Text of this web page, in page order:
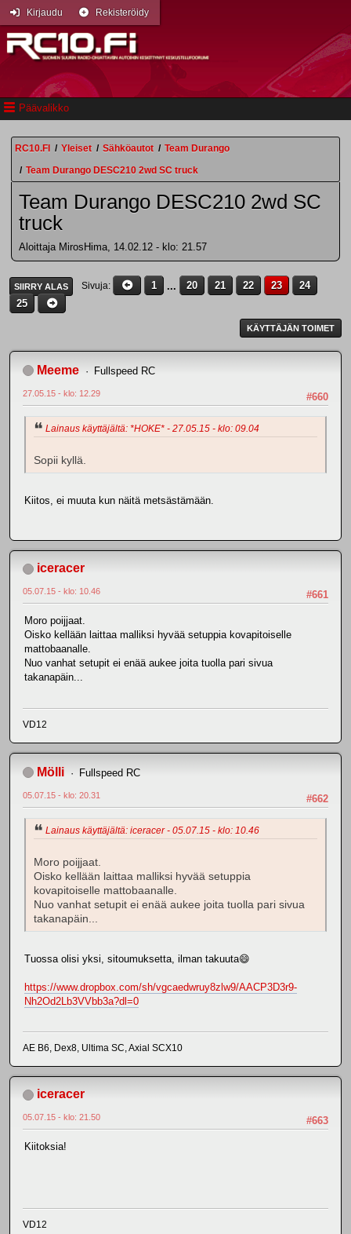
Päävalikko
Kirjaudu Rekisteröidy
RC10.FI / Yleiset / Sähköautot / Team Durango
/ Team Durango DESC210 2wd SC truck
Team Durango DESC210 2wd SC
truck
Aloittaja MirosHima, 14.02.12 - klo: 21.57
SIIRRY ALAS Sivuja 1 ... 20 21 22 23
24
25
KÄYTTÄJÄN TOIMET
Meeme Fullspeed RC
#660
27.05.15 - klo: 12.29
Lainaus käyttäjältä: *HOKE* - 27.05.15 - klo: 09.04
Sopii kyllä.
Kiitos, ei muuta kun näitä metsästämään.
iceracer
#661
05.07.15 - klo: 10.46
Moro poijjaat.
Oisko kellään laittaa malliksi hyvää setuppia kovapitoiselle
mattobaanalle.
Nuo vanhat setupit ei enää aukee joita tuolla pari sivua
takanapäin...
VD12
Mölli Fullspeed RC
#662
05.07.15 - klo: 20.31
Lainaus käyttäjältä: iceracer - 05.07.15 - klo: 10.46
Moro poijjaat.
Oisko kellään laittaa malliksi hyvää setuppia
kovapitoiselle mattobaanalle.
Nuo vanhat setupit ei enää aukee joita tuolla pari sivua
takanapäin...
Tuossa olisi yksi, sitoumuksetta, ilman takuuta😄
https://www.dropbox.com/sh/vgcaedwruy8zlw9/AACP3D3r9-
Nh2Od2Lb3VVbb3a?dl=0
AE B6, Dex8, Ultima SC, Axial SCX10
iceracer
#663
05.07.15 - klo: 21.50
Kiitoksia!
VD12